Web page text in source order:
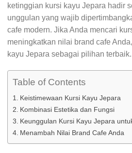
ketinggian kursi kayu Jepara hadir
unggulan yang wajib
cafe modern. Jika Anda mencari
meningkatkan nilai brand cafe
kayu Jepara sebagai pilihan terbaik.
Table of Contents
Keistimewaan Kursi Kayu Jepara
Kombinasi Estetika dan Fungsi
Keunggulan Kursi Kayu Jepara
Menambah Nilai Brand Cafe Anda